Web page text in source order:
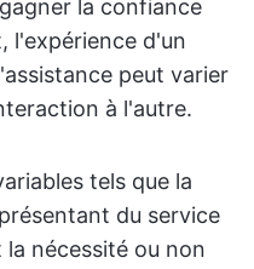
la confiance
l'expérience d'un
peut varier
à l'autre.
tels que la
du service
nécessité ou non